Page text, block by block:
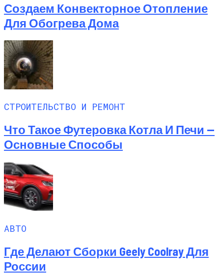
Создаем Конвекторное Отопление
Для Обогрева Дома
СТРОИТЕЛЬСТВО И РЕМОНТ
Что Такое Футеровка Котла И Печи —
Основные Способы
АВТО
Где Делают Сборки Geely Coolray Для
России